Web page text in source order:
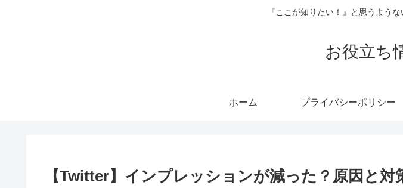
『ここが知りたい！』と思うよう
お役立ち
ホーム プライバシーポリシー
【Twitter】インプレッションが減った？原因と対